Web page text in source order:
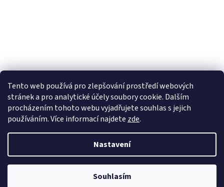
Tento web používá pro zlepšování prostředí webových
stránek a pro analytické účelysoubory cookie. Dalším
procházením tohoto webu vyjadřujete souhlas s jejich
používáním. Více informacínajdete zde.
Nastavení
Souhlasím
Sledovat na Instagramu
Copyright 2026Pletanky. Všechna práva vyhrazena.